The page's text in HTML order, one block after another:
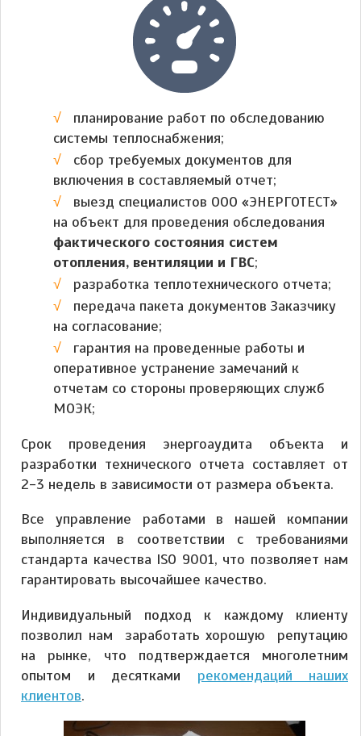
планирование работ по обследованию
системы теплоснабжения;
сбор требуемых документов для
включения в составляемый отчет;
выезд специалистов ООО «ЭНЕРГОТЕСТ»
на объект для проведения обследования
фактического состояния систем
отопления, вентиляции и ГВС;
разработка теплотехнического отчета;
передача пакета документов Заказчику
на согласование;
гарантия на проведенные работы и
оперативное устранение замечаний к
отчетам со стороны проверяющих служб
МОЭК;
Срок проведения энергоаудита объекта и
разработки технического отчета составляет от
2-3 недель в зависимости от размера объекта.
Все управление работами в нашей компании
выполняется в соответствии с требованиями
стандарта качества ISO 9001, что позволяет нам
гарантировать высочайшее качество.
Индивидуальный подход к каждому клиенту
позволил нам заработать хорошую репутацию
на рынке, что подтверждается многолетним
опытом и десятками рекомендаций наших
клиентов.